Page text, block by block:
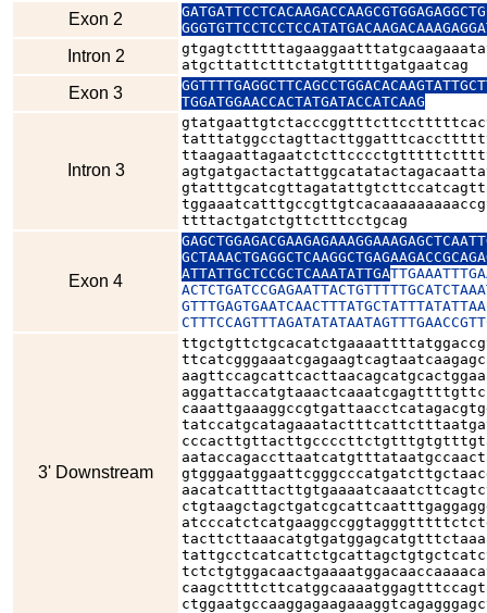
Exon 2
Intron 2
atgcttattctttctatgtttttgatgaatcag
Exon 3
TGGATGGAACCACTATGATACCATCAAG
Intron 3
ttttactgatctgttctttcctgcag
Exon 4
ATTATTGCTCCGCTCAAATATTGA
3' Downstream